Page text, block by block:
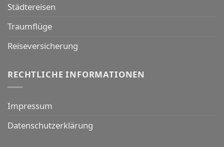
Städtereisen
Traumflüge
Reiseversicherung
RECHTLICHE INFORMATIONEN
Impressum
Datenschutzerklärung